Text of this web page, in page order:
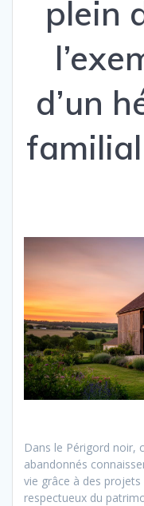
plein
d’un
Dans le Périgord noir,
abandonnés
vie grâce à des
respectueux du